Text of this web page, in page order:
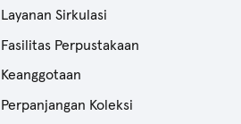
Layanan Sirkulasi
Fasilitas Perpustakaan
Keanggotaan
Perpanjangan Koleksi